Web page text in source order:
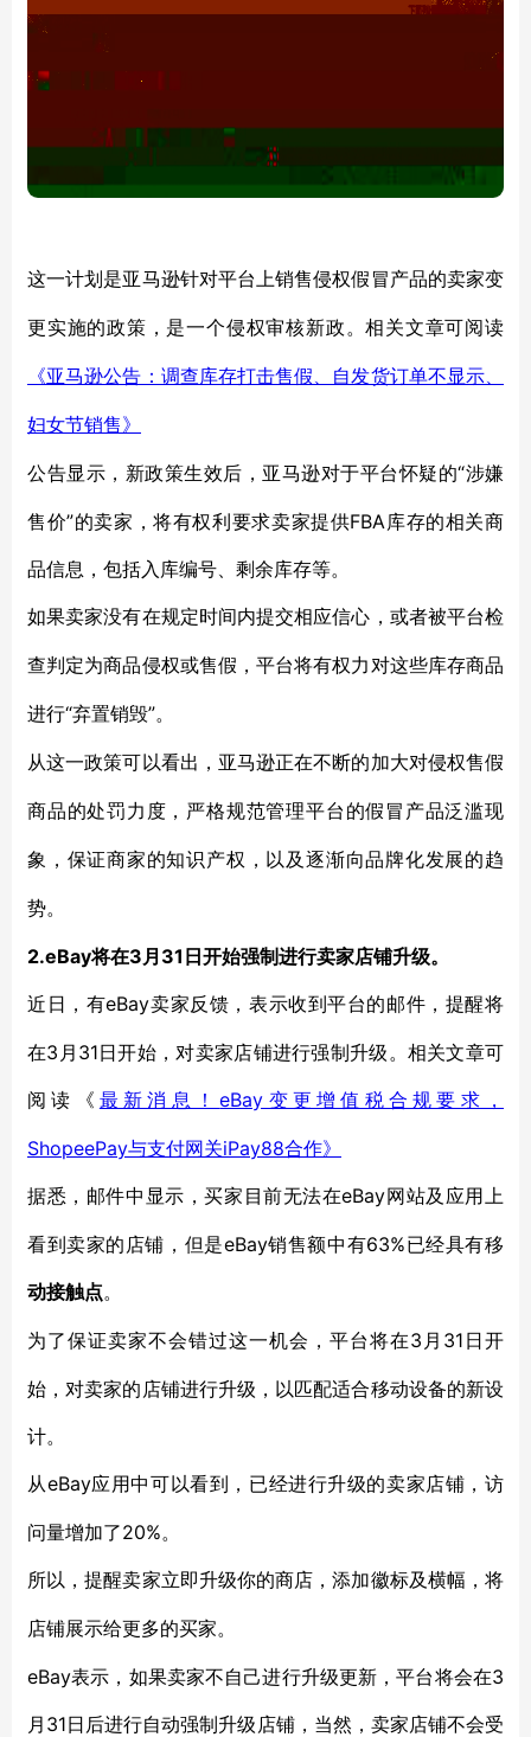
这一计划是亚马逊针对平台上销售侵权假冒产品的卖家变
更实施的政策，是一个侵权审核新政。相关文章可阅读
《亚马逊公告：调查库存打击售假、自发货订单不显示、
妇女节销售》
公告显示，新政策生效后，亚马逊对于平台怀疑的“涉嫌
售价”的卖家，将有权利要求卖家提供FBA库存的相关商
品信息，包括入库编号、剩余库存等。
如果卖家没有在规定时间内提交相应信心，或者被平台检
查判定为商品侵权或售假，平台将有权力对这些库存商品
进行“弃置销毁”。
从这一政策可以看出，亚马逊正在不断的加大对侵权售假
商品的处罚力度，严格规范管理平台的假冒产品泛滥现
象，保证商家的知识产权，以及逐渐向品牌化发展的趋
势。
2.eBay将在3月31日开始强制进行卖家店铺升级。
近日，有eBay卖家反馈，表示收到平台的邮件，提醒将
在3月31日开始，对卖家店铺进行强制升级。相关文章可
阅读《 最新消息！eBay变更增值税合规要求，
ShopeePay与支付网关iPay88合作》
据悉，邮件中显示，买家目前无法在eBay网站及应用上
看到卖家的店铺，但是eBay销售额中有63%已经具有移
动接触点。
为了保证卖家不会错过这一机会，平台将在3月31日开
始，对卖家的店铺进行升级，以匹配适合移动设备的新设
计。
从eBay应用中可以看到，已经进行升级的卖家店铺，访
问量增加了20%。
所以，提醒卖家立即升级你的商店，添加徽标及横幅，将
店铺展示给更多的买家。
eBay表示，如果卖家不自己进行升级更新，平台将会在3
月31日后进行自动强制升级店铺，当然，卖家店铺不会受